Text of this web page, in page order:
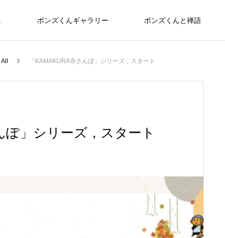
ボンズくんギャラリー ボンズくんと禅語
「KAMAKURA寺さんぽ」シリーズ，スタート
ぽ」シリーズ，スタート